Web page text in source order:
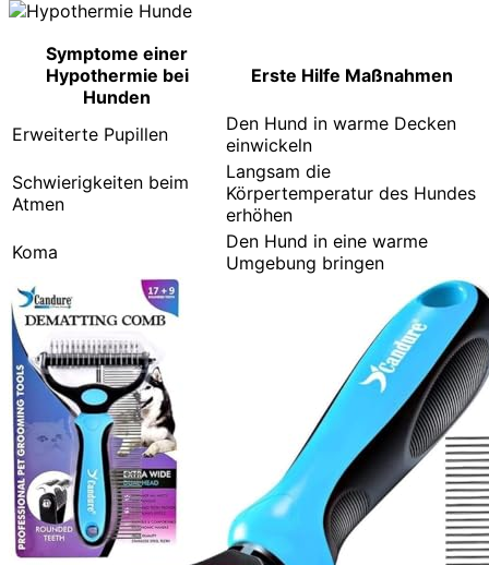
Symptome einer
Hypothermie bei
Hunden
Erste Hilfe Maßnahmen
Erweiterte Pupillen
Den Hund in warme Decken
einwickeln
Schwierigkeiten beim
Atmen
Langsam die
Körpertemperatur des Hundes
erhöhen
Koma
Den Hund in eine warme
Umgebung bringen